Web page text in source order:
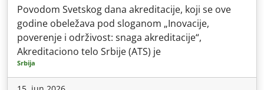
Povodom Svetskog dana akreditacije, koji se ove
godine obeležava pod sloganom „Inovacije,
poverenje i održivost: snaga akreditacije“,
Akreditaciono telo Srbije (ATS) je
Srbija